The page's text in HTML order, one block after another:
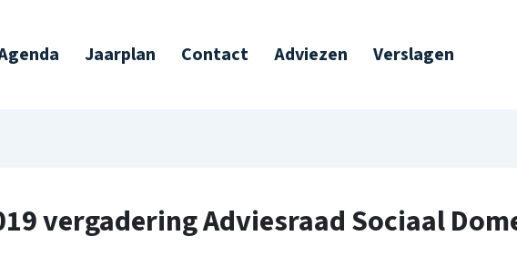
Jaarplan Contact Adviezen Verslagen
vergadering Adviesraad Sociaal